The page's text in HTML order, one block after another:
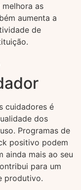
as
aumenta a
de
cuidadores é
dos
Programas de
positivo podem
ainda mais ao seu
para um
produtivo.